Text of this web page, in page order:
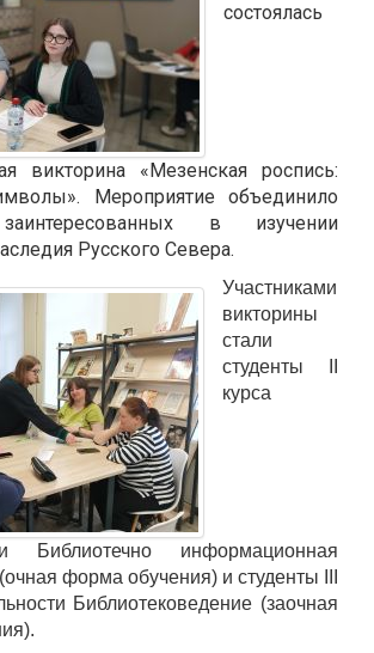
состоялась
викторина «Мезенская роспись:
Мероприятие объединило
в изучении
Русского Севера.
Участниками
викторины
стали
студенты II
курса
Библиотечно информационная
форма обучения) и студенты III
Библиотековедение (заочная